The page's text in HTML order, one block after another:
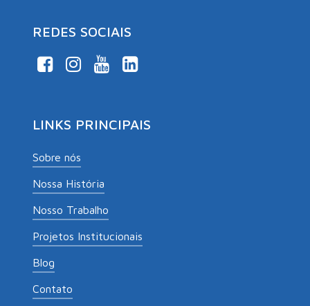
REDES SOCIAIS
LINKS PRINCIPAIS
Sobre nós
Nossa História
Nosso Trabalho
Projetos Institucionais
Blog
Contato